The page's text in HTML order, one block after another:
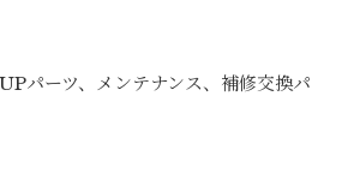
パーツ、メンテナンス、補修交換パ